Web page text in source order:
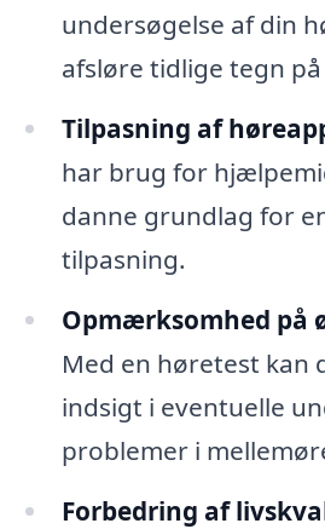
undersøgelse af din
afsløre tidlige tegn
Tilpasning af
har brug for
danne grundlag for
tilpasning.
Opmærksomhed på
Med en høretest kan
indsigt i eventuelle
problemer i
Forbedring af